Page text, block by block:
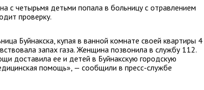
с четырьмя детьми попала в больницу с отравлением
проверку.
Буйнакска, купая в ванной комнате своей квартиры 4
запах газа. Женщина позвонила в службу 112.
доставила ее и детей в Буйнакскую городскую
помощь», — сообщили в пресс-службе